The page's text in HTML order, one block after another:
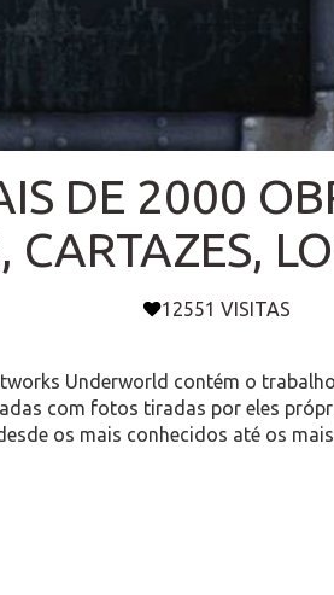
DE 2000
CARTAZES,
12551 VISITAS
Underworld contém o
com fotos tiradas por eles
os mais conhecidos até os